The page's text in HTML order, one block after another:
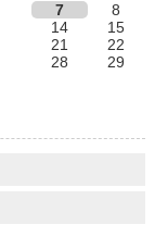
7
8
14
15
21
22
28
29